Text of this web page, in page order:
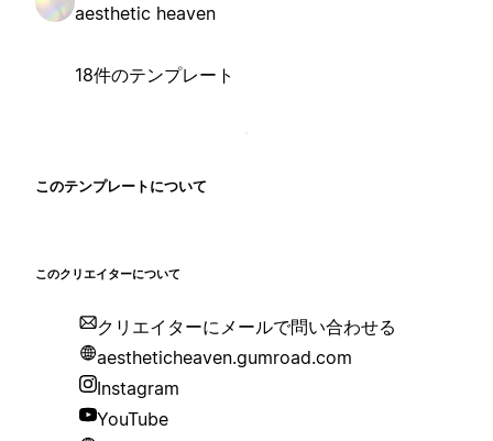
aesthetic heaven
18件のテンプレート
このテンプレートについて
このクリエイターについて
クリエイターにメールで問い合わせる
aestheticheaven.gumroad.com
Instagram
YouTube